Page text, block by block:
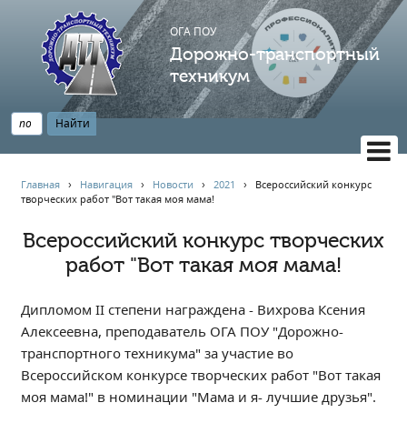
ОГА ПОУ
Дорожно-транспортный
техникум
НАВИГАЦИЯ
Главная
Профессионалитет
Опрос по качеству образования
Новости
Наблюдательный совет
Информация
Главная › Навигация › Новости ›2021 › Всероссийский конкурс
творческих работ "Вот такая моя мама!
Всероссийский конкурс творческих
работ "Вот такая моя мама!
Дипломом II степени награждена - Вихрова Ксения
Алексеевна, преподаватель ОГА ПОУ "Дорожно-
транспортного техникума" за участие во
Всероссийском конкурсе творческих работ "Вот такая
моя мама!" в номинации "Мама и я- лучшие друзья".